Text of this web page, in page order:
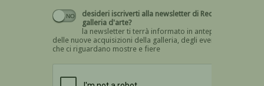
desideri iscriverti alla newsletter di Recta
galleria d'arte?
la newsletter ti terrà informato in anteprima
delle nuove acquisizioni della galleria, degli eventi
che ci riguardano mostre e fiere